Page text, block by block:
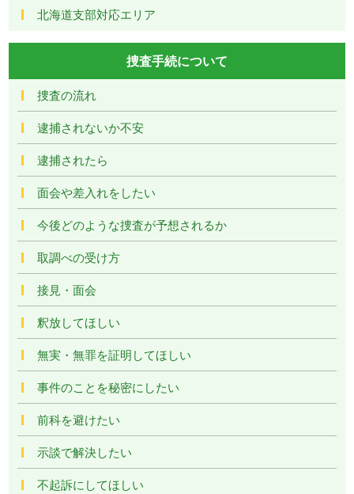
北海道支部対応エリア
捜査手続について
捜査の流れ
逮捕されないか不安
逮捕されたら
面会や差入れをしたい
今後どのような捜査が予想されるか
取調べの受け方
接見・面会
釈放してほしい
無実・無罪を証明してほしい
事件のことを秘密にしたい
前科を避けたい
示談で解決したい
不起訴にしてほしい